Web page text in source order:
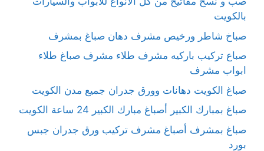
بالكويت
صباخ شاطر ورخيص مشرف دهان صباغ بمشرف
صباع تركيب باركيه مشرف طلاء مشرف صباغ طلاء
ابواب مشرف
صباغ الكويت دهانات وورق جدران جميع مدن الكويت
صباغ بمبارك الكبير أصباغ مبارك الكبير 24 ساعة الكويت
صباغ بمشرف أصباغ مشرف تركيب ورق جدران جبس
بورد